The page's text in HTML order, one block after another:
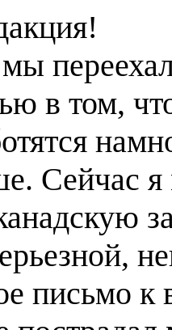
мы
в том,
Сейчас я
письмо к